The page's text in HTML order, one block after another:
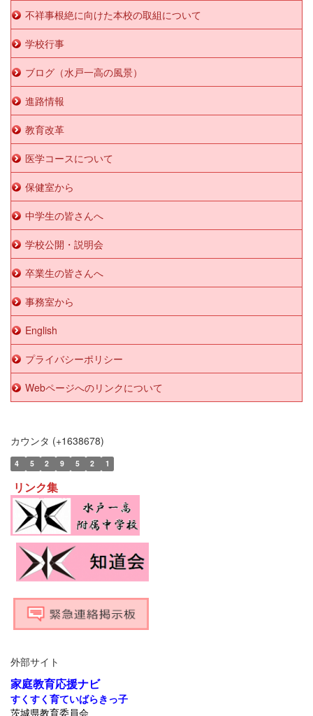
不祥事根絶に向けた本校の取組について
学校行事
ブログ（水戸一高の風景）
進路情報
教育改革
医学コースについて
保健室から
中学生の皆さんへ
学校公開・説明会
卒業生の皆さんへ
事務室から
English
プライバシーポリシー
Webページへのリンクについて
カウンタ (+1638678)
4 5 2 9 5 2 1
リンク集
外部サイト
家庭教育応援ナビ
すくすく育ていばらきっ子
茨城県教育委員会